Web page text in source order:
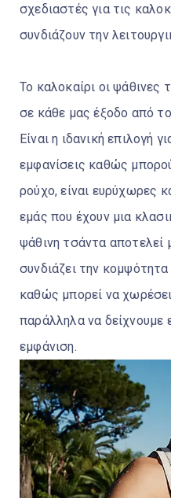
σχεδιαστές για τις
συνδιάζουν την
Το καλοκαίρι οι ψάθινες
σε κάθε μας έξοδο από
Είναι η ιδανική επιλογή
εμφανίσεις καθώς
ρούχο, είναι ευρύχωρες
εμάς που έχουν μια
ψάθινη τσάντα αποτελεί
συνδιάζει την
καθώς μπορεί να
παράλληλα να
εμφάνιση.